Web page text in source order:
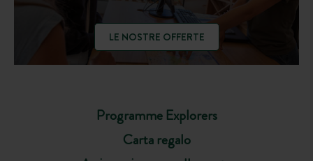
Programme Explorers
Carta regalo
LE NOSTRE OFFERTE